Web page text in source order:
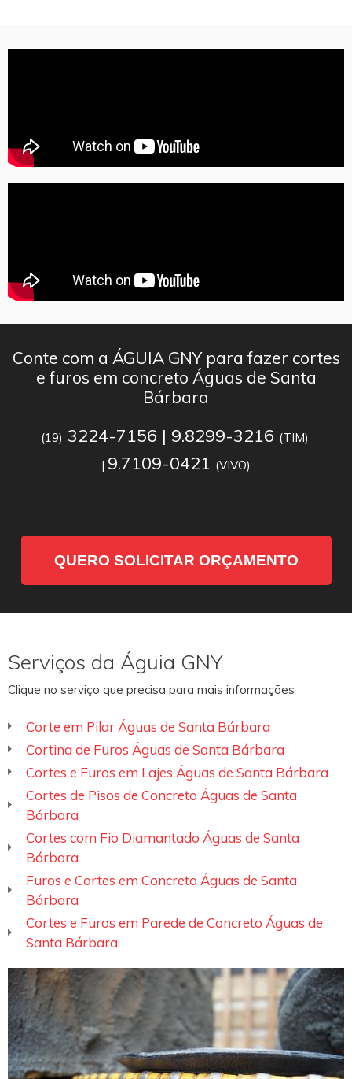
Conte com a ÁGUIA GNY para fazer cortes
e furos em concreto Águas de Santa
Bárbara
(19) 3224-7156 | 9.8299-3216 (TIM)
| 9.7109-0421 (VIVO)
QUERO SOLICITAR ORÇAMENTO
Serviços da Águia GNY
Clique no serviço que precisa para mais informações
Corte em Pilar Águas de Santa Bárbara
Cortina de Furos Águas de Santa Bárbara
Cortes e Furos em Lajes Águas de Santa Bárbara
Cortes de Pisos de Concreto Águas de Santa
Bárbara
Cortes com Fio Diamantado Águas de Santa
Bárbara
Furos e Cortes em Concreto Águas de Santa
Bárbara
Cortes e Furos em Parede de Concreto Águas de
Santa Bárbara